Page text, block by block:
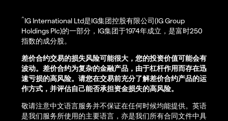
^IG International Ltd是IG集团控股有限公司(IG Group
Holdings Plc)的一部分，IG集团于1974年成立，是富时250
指数的成分股。
差价合约交易的损失风险可能很大，您的投资价值可能会有
波动。差价合约为复杂的金融产品，由于杠杆作用而存在迅
速亏损的高风险。请您在交易前充分了解差价合约产品的运
作方式，并评估自己能否承担资金损失的高风险。
敬请注意中文语言服务并不保证在任何时候均能提供。英语
是我们服务所使用的主要语言，亦是我们所有合同文件中具